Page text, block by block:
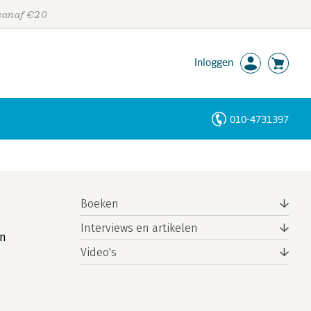
€20
Inloggen
010-4731397
Boeken
Interviews en artikelen
Video's
Personen